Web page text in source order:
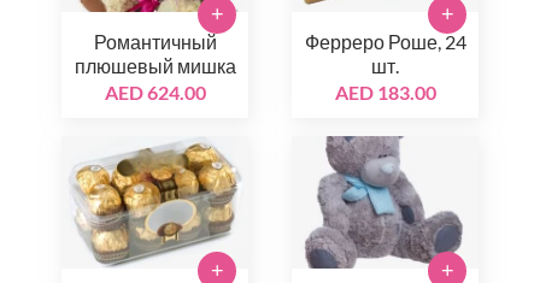
Романтичный
плюшевый мишка
AED 624.00
+
Ферреро Роше, 24
шт.
AED 183.00
+
+ +